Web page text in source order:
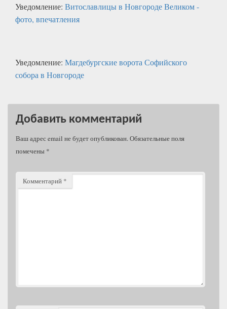
Уведомление: Витославлицы в Новгороде Великом -
фото, впечатления
Уведомление: Магдебургские ворота Софийского
собора в Новгороде
Добавить комментарий
Ваш адрес email не будет опубликован.Обязательные поля
помечены *
Комментарий *